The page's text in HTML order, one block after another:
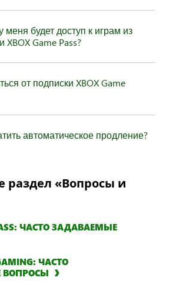
меня будет доступ к играм из
XBOX Game Pass?
от подписки XBOX Game
автоматическое продление?
раздел «Вопросы и
ЧАСТО ЗАДАВАЕМЫЕ
ЧАСТО
ВОПРОСЫ